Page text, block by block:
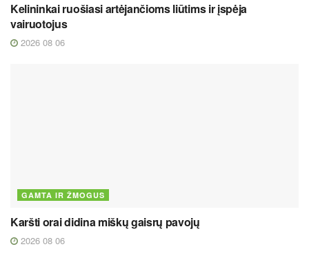
Kelininkai ruošiasi artėjančioms liūtims ir įspėja
vairuotojus
2026 08 06
GAMTA IR ŽMOGUS
Karšti orai didina miškų gaisrų pavojų
2026 08 06